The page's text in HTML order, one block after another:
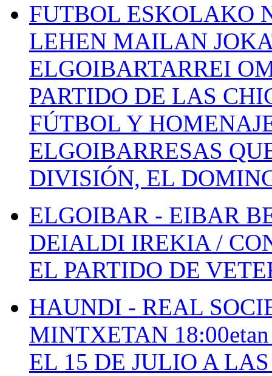
FUTBOL ESKOLAKO
LEHEN MAILAN
ELGOIBARTARREI
PARTIDO DE LAS
FÚTBOL Y
ELGOIBARRESAS
DIVISIÓN, EL
ELGOIBAR - EIBAR
DEIALDI IREKIA /
EL PARTIDO DE
HAUNDI - REAL
MINTXETAN
EL 15 DE JULIO A